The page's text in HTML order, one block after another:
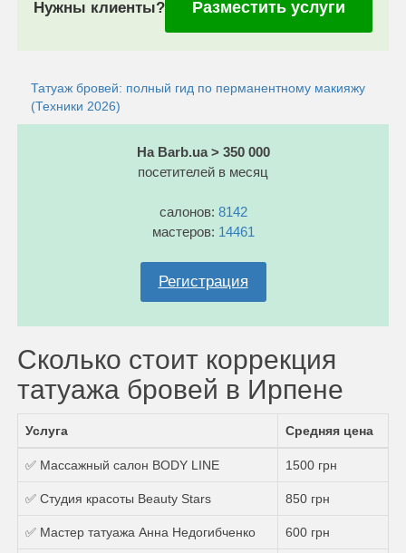
Нужны клиенты? Разместить услуги
Татуаж бровей: полный гид по перманентному макияжу
(Техники 2026)
На Barb.ua > 350 000
посетителей в месяц
салонов: 8142
мастеров: 14461
Регистрация
Сколько стоит коррекция
татуажа бровей в Ирпене
Услуга Средняя цена
✅ Массажный салон BODY LINE 1500 грн
✅ Студия красоты Beauty Stars 850 грн
✅ Мастер татуажа Анна Недогибченко 600 грн